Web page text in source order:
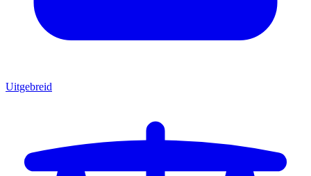
Uitgebreid